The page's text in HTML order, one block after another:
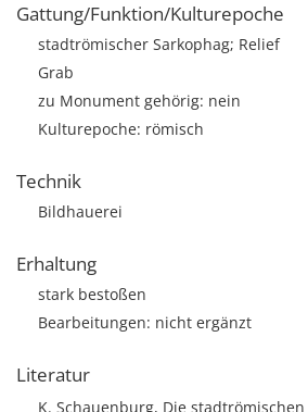
Gattung/Funktion/Kulturepoche
stadtrömischer Sarkophag; Relief
Grab
zu Monument gehörig: nein
Kulturepoche: römisch
Technik
Bildhauerei
Erhaltung
stark bestoßen
Bearbeitungen: nicht ergänzt
Literatur
K. Schauenburg, Die